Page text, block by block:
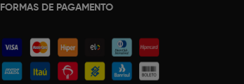
FORMAS DE PAGAMENTO